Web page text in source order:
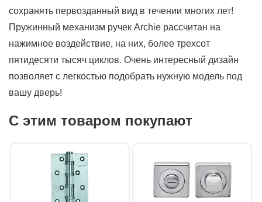
сохранять первозданный вид в течении многих лет!
Пружинный механизм ручек Archie рассчитан на
нажимное воздействие, на них, более трехсот
пятидесяти тысяч циклов. Очень интересный дизайн
позволяет с легкостью подобрать нужную модель под
вашу дверь!
С этим товаром покупают